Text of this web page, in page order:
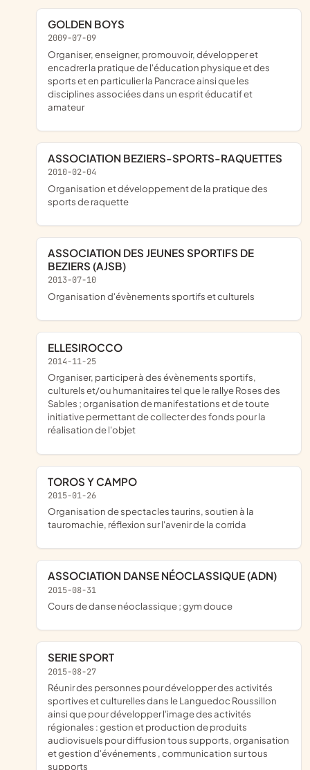
GOLDEN BOYS
2009-07-09
organiser, enseigner, promouvoir, développer et
encadrer la pratique de l'éducation physique et des
sports et en particulier la Pancrace ainsi que les
disciplines associées dans un esprit éducatif et
amateur
ASSOCIATION BEZIERS-SPORTS-RAQUETTES
2010-02-04
organisation et développement de la pratique des
sports de raquette
ASSOCIATION DES JEUNES SPORTIFS DE
BEZIERS (AJSB)
2013-07-10
organisation d'évènements sportifs et culturels
ELLESIROCCO
2014-11-25
organiser, participer à des évènements sportifs,
culturels et/ou humanitaires tel que le rallye Roses des
Sables ; organisation de manifestations et de toute
initiative permettant de collecter des fonds pour la
réalisation de l'objet
TOROS Y CAMPO
2015-01-26
organisation de spectacles taurins, soutien à la
tauromachie, réflexion sur l'avenir de la corrida
ASSOCIATION DANSE NÉOCLASSIQUE (ADN)
2015-08-31
cours de danse néoclassique ; gym douce
SERIE SPORT
2015-08-27
réunir des personnes pour développer des activités
sportives et culturelles dans le Languedoc Roussillon
ainsi que pour développer l'image des activités
régionales : gestion et production de produits
audiovisuels pour diffusion tous supports, organisation
et gestion d'événements , communication sur tous
supports